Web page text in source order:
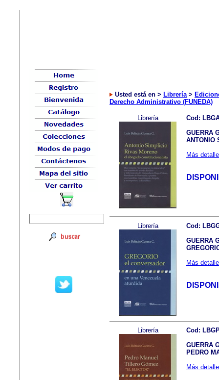
Usted está en > Librería>
Derecho Administrativo (FUNEDA)
Librería
Cod:
GUERRA
ANTONIO
Más
Librería
Cod:
GUERRA
Más
Librería
Cod:
GUERRA
PEDRO
Más